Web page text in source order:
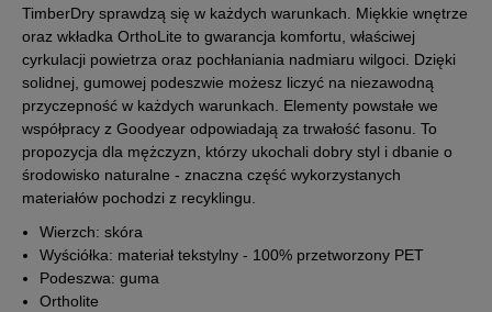
42 26,5 cm Powiadom o dostępności
43 27 cm Powiadom o dostępności
43,5 27,5 cm Powiadom o dostępności
44 28 cm
44,5 28,5 cm Powiadom o dostępności
TimberDry sprawdzą się w każdych warunkach. Miękkie wnętrze
oraz wkładka OrthoLite to gwarancja komfortu, właściwej
cyrkulacji powietrza oraz pochłaniania nadmiaru wilgoci. Dzięki
solidnej, gumowej podeszwie możesz liczyć na niezawodną
przyczepność w każdych warunkach. Elementy powstałe we
współpracy z Goodyear odpowiadają za trwałość fasonu. To
propozycja dla mężczyzn, którzy ukochali dobry styl i dbanie o
środowisko naturalne - znaczna część wykorzystanych
materiałów pochodzi z recyklingu.
Wierzch: skóra
Wyściółka: materiał tekstylny - 100% przetworzony PET
Podeszwa: guma
Ortholite